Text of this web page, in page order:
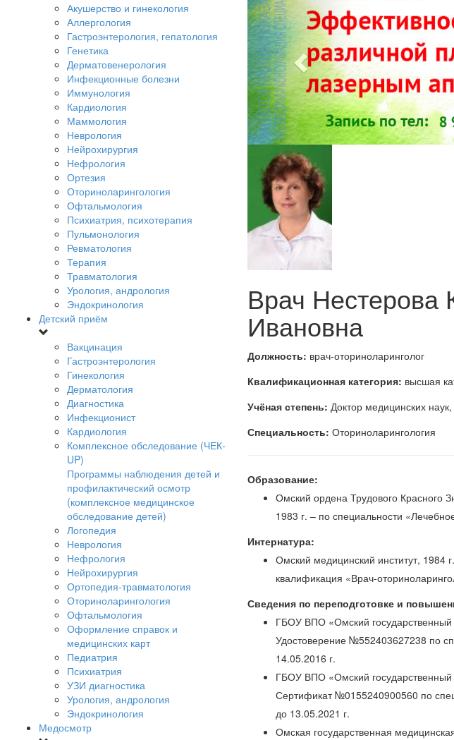
Акушерство и гинекология
Аллергология
Гастроэнтерология, гепатология
Генетика
Дерматовенерология
Инфекционные болезни
Иммунология
Кардиология
Маммология
Неврология
Нейрохирургия
Нефрология
Ортезия
Оториноларингология
Офтальмология
Психиатрия, психотерапия
Пульмонология
Ревматология
Терапия
Травматология
Урология, андрология
Эндокринология
Детский приём
Вакцинация
Гастроэнтерология
Гинекология
Дерматология
Диагностика
Инфекционист
Кардиология
Комплексное обследование (ЧЕК-
UP)
Программы наблюдения детей и
профилактический осмотр
(комплексное медицинское
обследование детей)
Логопедия
Неврология
Нефрология
Нейрохирургия
Ортопедия-травматология
Оториноларингология
Офтальмология
Оформление справок и
медицинских карт
Педиатрия
Психиатрия
УЗИ диагностика
Урология, андрология
Эндокринология
Медосмотр
Врач Нестерова
Ивановна
Должность: врач-оториноларинголог
Квалификационная категория: высшая
Учёная степень: Доктор медицинских
Специальность: Оториноларингология
Образование:
Омский ордена Трудового Красного
1983 г. – по специальности
Интернатура:
Омский медицинский институт, 1984
квалификация «Врач-
Сведения по переподготовке и
ГБОУ ВПО «Омский
Удостоверение №552403627238 по
14.05.2016 г.
ГБОУ ВПО «Омский
Сертификат №0155240900560 по
до 13.05.2021 г.
Омская государственная